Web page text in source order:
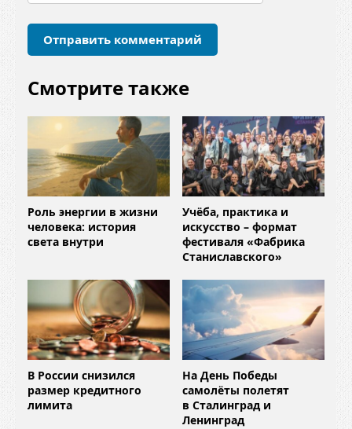
и
Смотрите также
Роль энергии в жизни
человека: история
света внутри
Учёба, практика и
искусство – формат
фестиваля «Фабрика
Станиславского»
В России снизился
размер кредитного
лимита
На День Победы
самолёты полетят
в Сталинград и
Ленинград